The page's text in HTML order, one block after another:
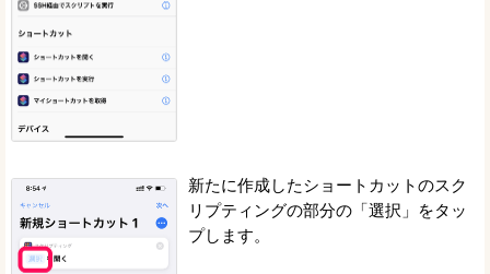
新たに作成したショートカットのスク
リプティングの部分の「選択」をタッ
プします。